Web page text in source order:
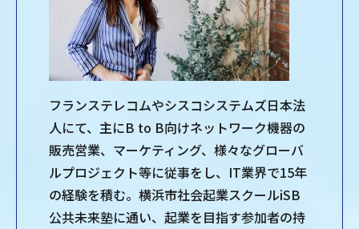
フランステレコムやシスコシステムズ日本法
人にて、主にB to B向けネットワーク機器の
販売営業、マーケティング、様々なグローバ
ルプロジェクト等に従事をし、IT業界で15年
の経験を積む。横浜市社会起業スクールiSB
公共未来塾に通い、起業を目指す参加者の持